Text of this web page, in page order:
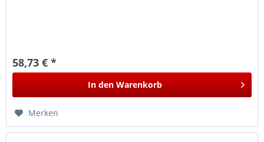
58,73 € *
In den Warenkorb
Merken